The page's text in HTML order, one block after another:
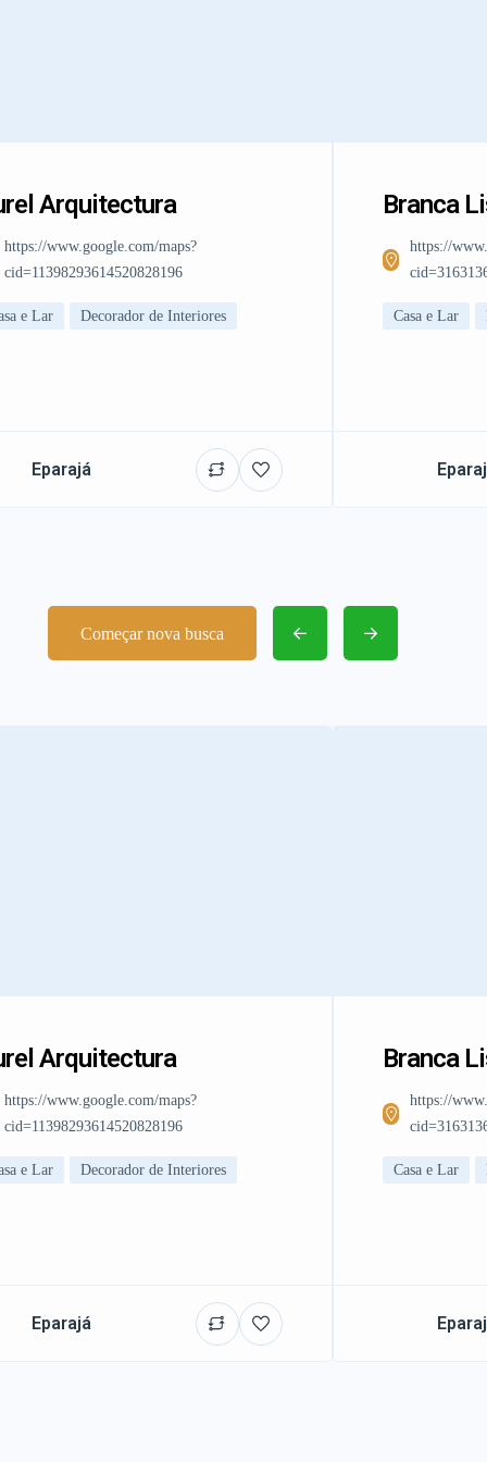
Arquitectura
https://www.google.com/maps?
cid=11398293614520828196
e Lar Decorador de Interiores
Eparajá
Branca
https://
Casa e Lar
Começar nova busca
Arquitectura
https://www.google.com/maps?
cid=11398293614520828196
e Lar Decorador de Interiores
Eparajá
Branca
https://
Casa e Lar